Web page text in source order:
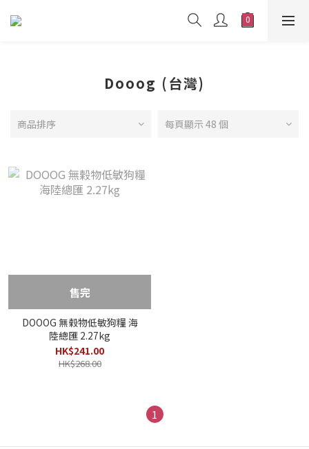
Dooog (台灣)
商品排序 每頁顯示 48 個
售完
DOOOG 無榖物低敏狗糧 海
陸總匯 2.27kg
HK$241.00
HK$268.00
1